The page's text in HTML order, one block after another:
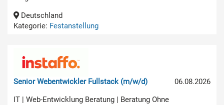
Deutschland
Kategorie: Festanstellung
06.08.2026
Senior Webentwickler Fullstack (m/w/d)
IT | Web-Entwicklung Beratung | Beratung Ohne